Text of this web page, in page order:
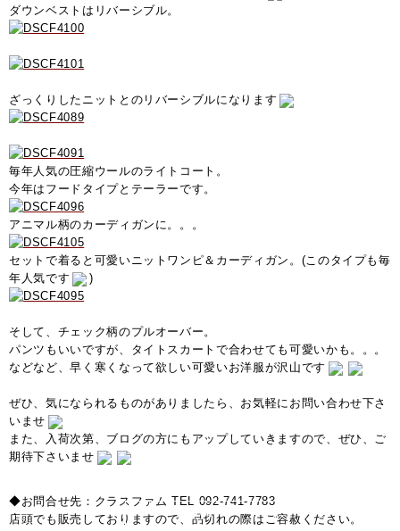
ダウンベストはリバーシブル。
ざっくりしたニットとのリバーシブルになります
毎年人気の圧縮ウールのライトコート。
今年はフードタイプとテーラーです。
アニマル柄のカーディガンに。。。
セットで着ると可愛いニットワンピ＆カーディガン。(このタイプも毎
年人気です
)
そして、チェック柄のプルオーバー。
パンツもいいですが、タイトスカートで合わせても可愛いかも。。。
などなど、早く寒くなって欲しい可愛いお洋服が沢山です
ぜひ、気になられるものがありましたら、お気軽にお問い合わせ下さ
いませ
また、入荷次第、ブログの方にもアップしていきますので、ぜひ、ご
期待下さいませ
◆お問合せ先：クラスファム TEL 092-741-7783
店頭でも販売しておりますので、品切れの際はご容赦ください。